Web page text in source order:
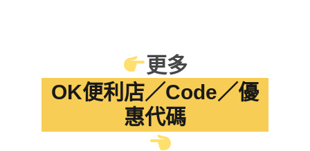
更多
OK便利店／Code／優
惠代碼